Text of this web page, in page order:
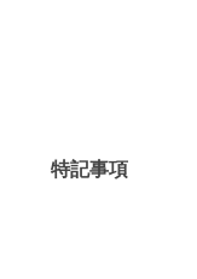
特記事項